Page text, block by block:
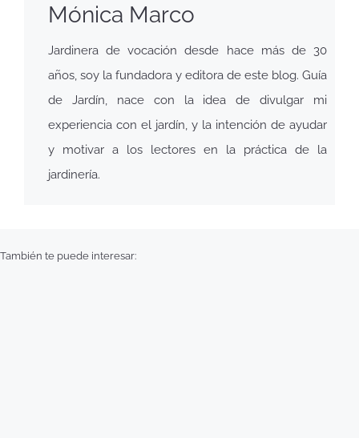
Mónica Marco
Jardinera de vocación desde hace más de 30
años, soy la fundadora y editora de este blog. Guía
de Jardín, nace con la idea de divulgar mi
experiencia con el jardín, y la intención de ayudar
y motivar a los lectores en la práctica de la
jardinería.
También te puede interesar: